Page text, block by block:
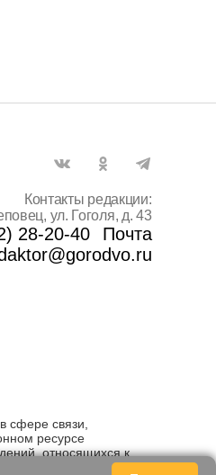
Контакты редакции:
ул. Гоголя, д. 43
28-20-40
Почта
сфере связи,
ресурсе
относящихся к